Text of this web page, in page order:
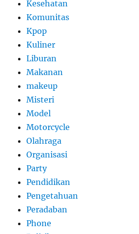
Kesehatan
Komunitas
Kpop
Kuliner
Liburan
Makanan
makeup
Misteri
Model
Motorcycle
Olahraga
Organisasi
Party
Pendidikan
Pengetahuan
Peradaban
Phone